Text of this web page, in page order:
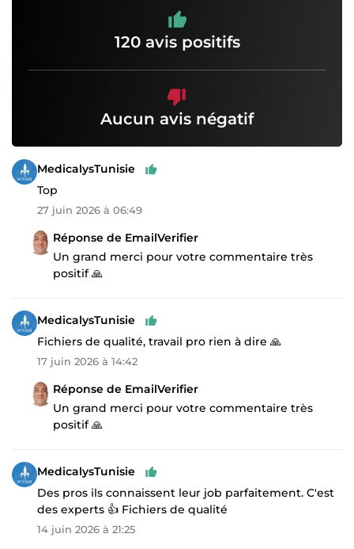
120 avis positifs
Aucun avis négatif
MedicalysTunisie
Top
27 juin 2026 à 06:49
Réponse de EmailVerifier
Un grand merci pour votre commentaire très
positif 🙏
MedicalysTunisie
Fichiers de qualité, travail pro rien à dire 🙏
17 juin 2026 à 14:42
Réponse de EmailVerifier
Un grand merci pour votre commentaire très
positif 🙏
MedicalysTunisie
Des pros ils connaissent leur job parfaitement. C'est
des experts 👍 Fichiers de qualité
14 juin 2026 à 21:25